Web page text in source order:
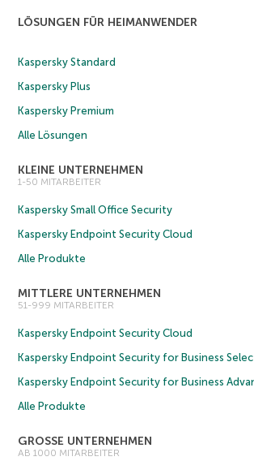
LÖSUNGEN FÜR HEIMANWENDER
Kaspersky Standard
Kaspersky Plus
Kaspersky Premium
Alle Lösungen
KLEINE UNTERNEHMEN
1-50 MITARBEITER
Kaspersky Small Office Security
Kaspersky Endpoint Security Cloud
Alle Produkte
MITTLERE UNTERNEHMEN
51-999 MITARBEITER
Kaspersky Endpoint Security Cloud
Kaspersky Endpoint Security for Business
Kaspersky Endpoint Security for Business
Alle Produkte
GROSSE UNTERNEHMEN
AB 1000 MITARBEITER